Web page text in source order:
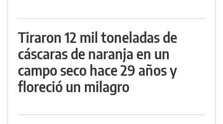
Tiraron 12 mil toneladas de
cáscaras de naranja en un
campo seco hace 29 años y
floreció un milagro